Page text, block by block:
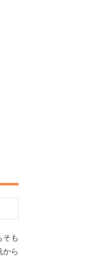
そも
から